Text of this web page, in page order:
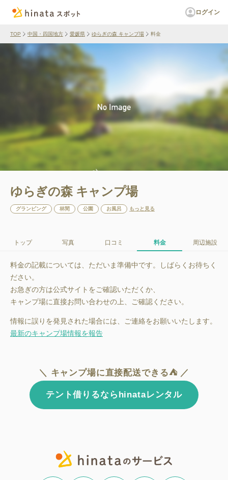
ログイン
TOP 中国・四国地方 愛媛県 ゆらぎの森 キャンプ場 料金
ゆらぎの森 キャンプ場
グランピング 林間 公園 お風呂 もっと見る
トップ 写真 口コミ 料金 周辺施設
料金の記載については、ただいま準備中です。しばらくお待ちく
ださい。
お急ぎの方は公式サイトをご確認いただくか、
キャンプ場に直接お問い合わせの上、ご確認ください。
情報に誤りを発見された場合には、ご連絡をお願いいたします。
最新のキャンプ場情報を報告
＼ キャンプ場に直接配送できる⛺ ／
テント借りるならhinataレンタル